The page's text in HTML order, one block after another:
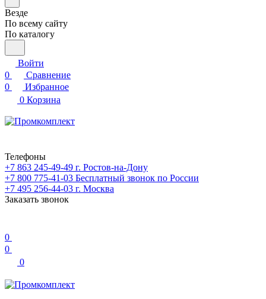
Везде
По всему сайту
По каталогу
Войти
0
Сравнение
0
Избранное
0 Корзина
Телефоны
+7 863 245-49-49 г. Ростов-на-Дону
+7 800 775-41-03 Бесплатный звонок по России
+7 495 256-44-03 г. Москва
Заказать звонок
0
0
0